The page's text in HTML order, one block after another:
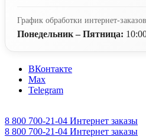
График обработки интернет-заказов
Понедельник – Пятница:
ВКонтакте
Max
Telegram
8 800 700-21-04 Интернет заказы
8 800 700-21-04 Интернет заказы